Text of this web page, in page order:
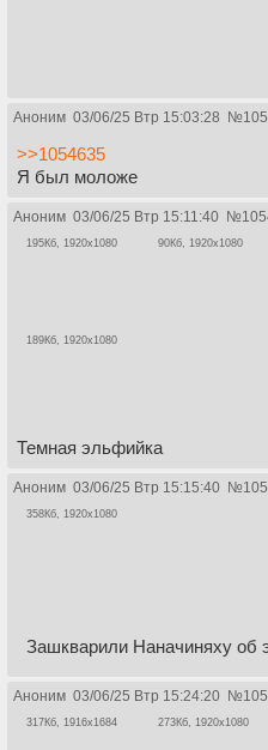
Аноним 03/06/25 Втр 15:03:28 №
>>1054635
Я был моложе
Аноним 03/06/25 Втр 15:11:40 №
195Кб, 1920x1080 90Кб, 1920x1080
189Кб, 1920x1080
Темная эльфийка
Аноним 03/06/25 Втр 15:15:40 №
358Кб, 1920x1080
Зашкварили Наначиняху об
Аноним 03/06/25 Втр 15:24:20 №
317Кб, 1916x1684 273Кб, 1920x1080